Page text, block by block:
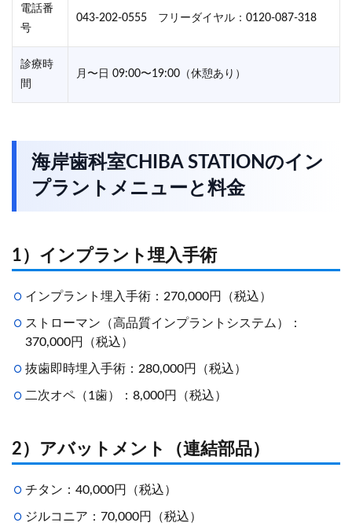
電話番
号
043-202-0555 フリーダイヤル：0120-087-318
診療時
間
月〜日 09:00〜19:00（休憩あり）
海岸歯科室CHIBA STATIONのイン
プラントメニューと料金
1）インプラント埋入手術
インプラント埋入手術：270,000円（税込）
ストローマン（高品質インプラントシステム）：
370,000円（税込）
抜歯即時埋入手術：280,000円（税込）
二次オペ（1歯）：8,000円（税込）
2）アバットメント（連結部品）
チタン：40,000円（税込）
ジルコニア：70,000円（税込）